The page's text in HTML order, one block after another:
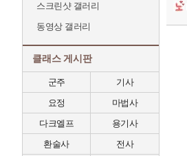
스크린샷 갤러리
동영상 갤러리
클래스 게시판
군주
기사
요정
마법사
다크엘프
용기사
환술사
전사